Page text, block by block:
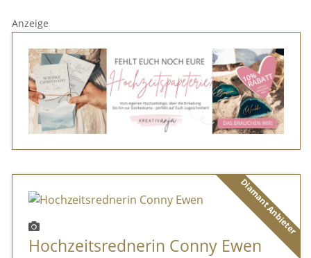
Anzeige
Diamant Anbieter
Hochzeitsrednerin Conny Ewen